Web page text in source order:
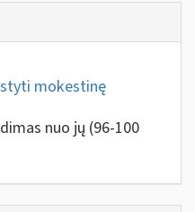
mokestinę
nuo jų (96-100